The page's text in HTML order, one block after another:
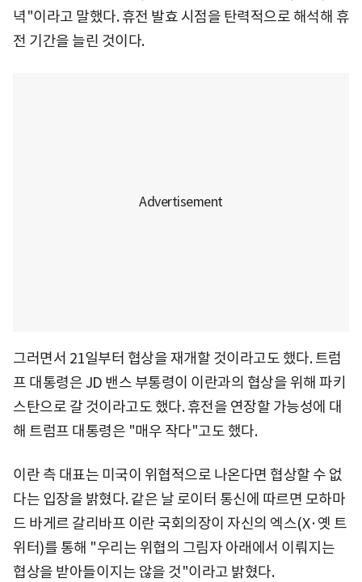
녁"이라고 말했다. 휴전 발효 시점을 탄력적으로 해석해 휴
전 기간을 늘린 것이다.
그러면서 21일부터 협상을 재개할 것이라고도 했다. 트럼
프 대통령은 JD 밴스 부통령이 이란과의 협상을 위해 파키
스탄으로 갈 것이라고도 했다. 휴전을 연장할 가능성에 대
해 트럼프 대통령은 "매우 작다"고도 했다.
이란 측 대표는 미국이 위협적으로 나온다면 협상할 수 없
다는 입장을 밝혔다. 같은 날 로이터 통신에 따르면 모하마
드 바게르 갈리바프 이란 국회의장이 자신의 엑스(X·옛 트
위터)를 통해 "우리는 위협의 그림자 아래에서 이뤄지는
협상을 받아들이지는 않을 것"이라고 밝혔다.